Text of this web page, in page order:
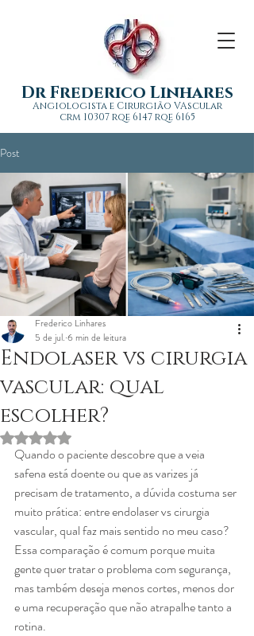
Dr Frederico Linhares
Angiologista e Cirurgião VAscular
crm 10307 rqe 6147 rqe 6165
Post
Endolaser vs cirurgia
vascular: qual
escolher?
Frederico Linhares
5 de jul. 6 min de leitura
Avaliado com NaN de 5 estrelas.
Quando o paciente descobre que a veia
safena está doente ou que as varizes já
precisam de tratamento, a dúvida costuma ser
muito prática: entre endolaser vs cirurgia
vascular, qual faz mais sentido no meu caso?
Essa comparação é comum porque muita
gente quer tratar o problema com segurança,
mas também deseja menos cortes, menos dor
e uma recuperação que não atrapalhe tanto a
rotina.